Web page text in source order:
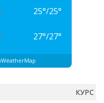
25°/25°
27°/27°
КУРС